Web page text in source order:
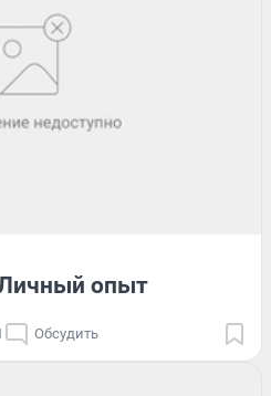
опыт
Обсудить